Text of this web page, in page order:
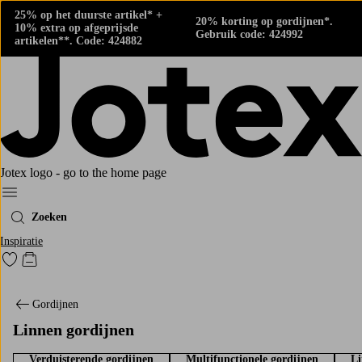
25% op het duurste artikel* +
10% extra op afgeprijsde
artikelen**. Code: 424882
20% korting op gordijnen*.
Gebruik code: 424992
Jotex logo - go to the home page
Menu
Zoeken
Inspiratie
Ga naar favoriet gemarkeerde producten
Go to checkout
Gordijnen
Linnen gordijnen
Verduisterende gordijnen Multifunctionele gordijnen